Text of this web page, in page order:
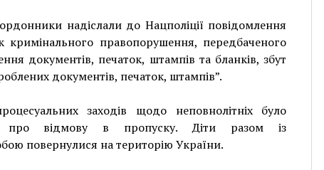
надіслали до Нацполіції повідомлення
кримінального правопорушення, передбаченого
документів, печаток, штампів та бланків, збут
документів, печаток, штампів”.
заходів щодо неповнолітніх було
про відмову в пропуску. Діти разом із
повернулися на територію України.